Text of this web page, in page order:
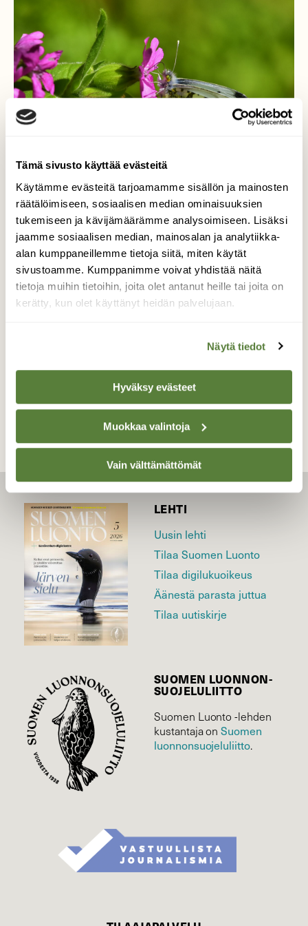
Tämä sivusto käyttää evästeitä
Käytämme evästeitä tarjoamamme sisällön ja mainosten
räätälöimiseen, sosiaalisen median ominaisuuksien
tukemiseen ja kävijämäärämme analysoimiseen. Lisäksi
jaamme sosiaalisen median, mainosalan ja analytiikka-
alan kumppaneillemme tietoja siitä, miten käytät
sivustoamme. Kumppanimme voivat yhdistää näitä
tietoja muihin tietoihin, joita olet antanut heille tai joita on
kerätty, kun olet käyttänyt heidän palvelujaan.
Näytä tiedot
Hyväksy evästeet
Muokkaa valintoja
Vain välttämättömät
Auroraperhonen
Auroraperhosnaaras ruokaili puna-ailakeilla.
Valokuvaaja: Markku Pelkonen, Jyväskylä
TAKAISIN LISTAAN
LEHTI
Uusin lehti
Tilaa Suomen Luonto
Tilaa digilukuoikeus
Äänestä parasta juttua
Tilaa uutiskirje
SUOMEN LUONNON­
SUOJELU­LIITTO
Suomen Luonto -lehden
kustantaja onSuomen
luonnonsuojelu­liitto.